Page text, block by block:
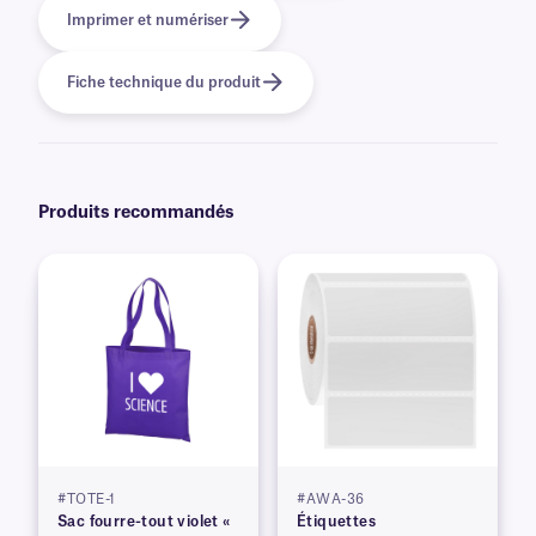
Imprimer et numériser
Fiche technique du produit
Produits recommandés
#TOTE-1
Sac fourre-tout violet «
#AWA-36
Étiquettes